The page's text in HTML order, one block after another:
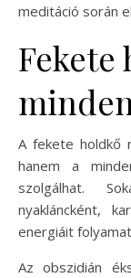
meditáció során
Fekete
A fekete holdkő
hanem a
szolgálhat.
nyakláncként,
energiáit
Az obszidián